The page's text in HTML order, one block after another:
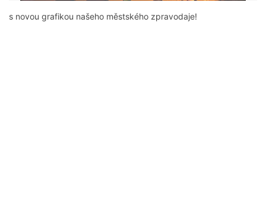
s novou grafikou našeho městského zpravodaje!